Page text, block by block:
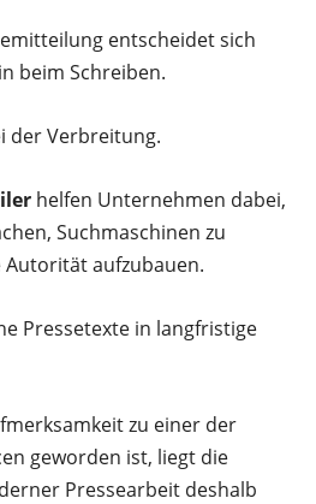
entscheidet sich
beim Schreiben.
der Verbreitung.
helfen Unternehmen dabei,
Suchmaschinen zu
aufzubauen.
Pressetexte in langfristige
zu einer der
geworden ist, liegt die
Pressearbeit deshalb